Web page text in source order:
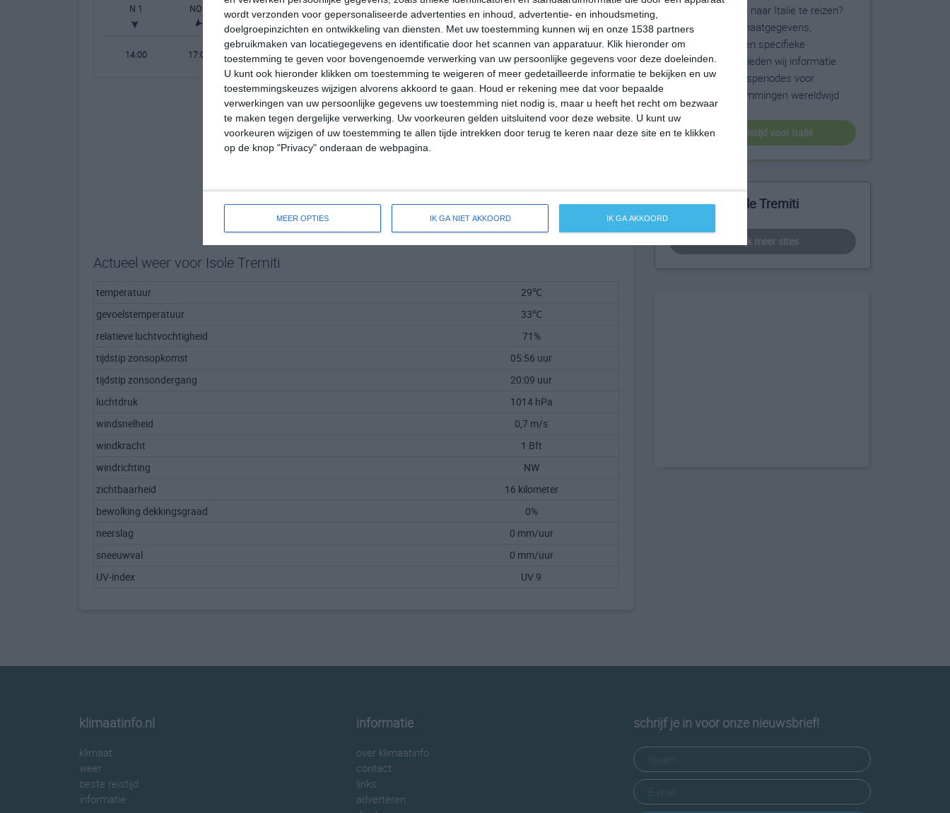
wordt verzonden voor gepersonaliseerde advertenties en inhoud, advertentie- en inhoudsmeting,
doelgroepinzichten en ontwikkeling van diensten.
Met uw toestemming kunnen wij en onze 1538 partners
gebruikmaken van locatiegegevens en identificatie door het scannen van apparatuur. Klik hieronder om
toestemming te geven voor bovengenoemde verwerking van uw persoonlijke gegevens voor deze doeleinden.
U kunt ook hieronder klikken om toestemming te weigeren of meer gedetailleerde informatie te bekijken en uw
toestemmingskeuzes wijzigen alvorens akkoord te gaan.
Houd er rekening mee dat voor bepaalde
verwerkingen van uw persoonlijke gegevens uw toestemming niet nodig is, maar u heeft het recht om bezwaar
te maken tegen dergelijke verwerking. Uw voorkeuren gelden uitsluitend voor deze website. U kunt uw
voorkeuren wijzigen of uw toestemming te allen tijde intrekken door terug te keren naar deze site en te klikken
op de knop "Privacy" onderaan de webpagina.
MEER OPTIES IK GA NIET AKKOORD IK GA AKKOORD
N 1 NO 2 WZW 2 WZW 2 WZW 2 WNW 1
14:00 17:00 20:00 05:00
Actueel weer voor Isole Tremiti
temperatuur
29℃
gevoelstemperatuur
33℃
relatieve luchtvochtigheid
71%
tijdstip zonsopkomst
05:56 uur
tijdstip zonsondergang
20:09 uur
luchtdruk
1014 hPa
windsnelheid
0,7 m/s
windkracht
1 Bft
windrichting
NW
zichtbaarheid
16 kilometer
bewolking dekkingsgraad
0%
neerslag
0 mm/uur
sneeuwval
0 mm/uur
UV-index
UV 9
maanden zijn om naar Italië te reizen?
Op basis van klimaatgegevens,
weersextremen en specifieke
weerinformatie bieden wij informatie
over de beste reisperiodes voor
duizenden bestemmingen wereldwijd.
beste reistijd voor Italië
Meer over Isole Tremiti
bekijk meer sites
klimaatinfo.nl
klimaat
weer
beste reistijd
informatie
informatie
over klimaatinfo
contact
links
adverteren
schrijf je in voor onze nieuwsbrief!